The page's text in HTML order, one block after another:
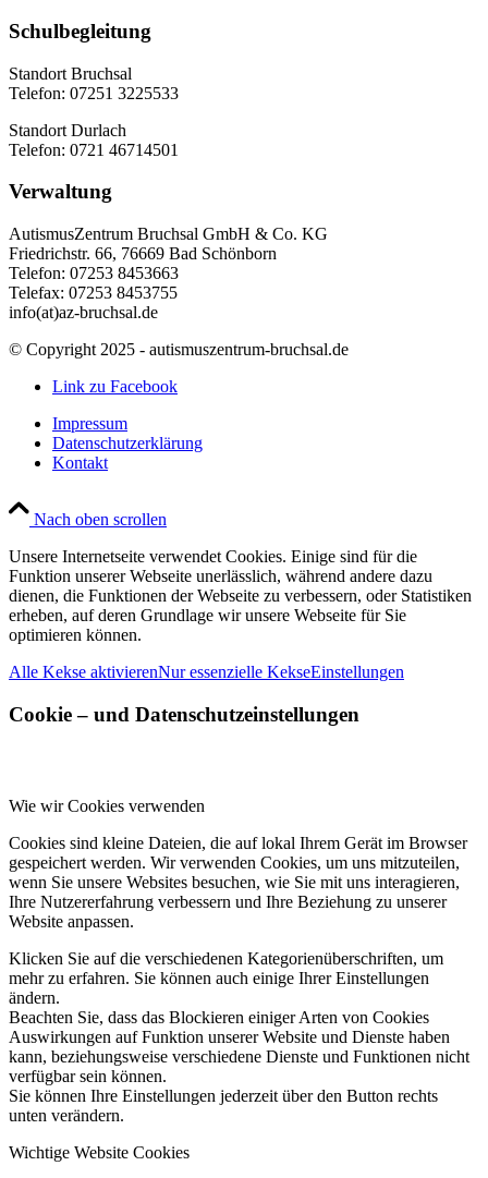
Schulbegleitung
Standort Bruchsal
Telefon: 07251 3225533
Standort Durlach
Telefon: 0721 46714501
Verwaltung
AutismusZentrum Bruchsal GmbH & Co. KG
Friedrichstr. 66, 76669 Bad Schönborn
Telefon: 07253 8453663
Telefax: 07253 8453755
info(at)az-bruchsal.de
© Copyright 2025 - autismuszentrum-bruchsal.de
Link zu Facebook
Impressum
Datenschutzerklärung
Kontakt
Nach oben scrollen
Unsere Internetseite verwendet Cookies. Einige sind für die
Funktion unserer Webseite unerlässlich, während andere dazu
dienen, die Funktionen der Webseite zu verbessern, oder Statistiken
erheben, auf deren Grundlage wir unsere Webseite für Sie
optimieren können.
Alle Kekse aktivierenNur essenzielle KekseEinstellungen
Cookie – und Datenschutzeinstellungen
Wie wir Cookies verwenden
Cookies sind kleine Dateien, die auf lokal Ihrem Gerät im Browser
gespeichert werden. Wir verwenden Cookies, um uns mitzuteilen,
wenn Sie unsere Websites besuchen, wie Sie mit uns interagieren,
Ihre Nutzererfahrung verbessern und Ihre Beziehung zu unserer
Website anpassen.
Klicken Sie auf die verschiedenen Kategorienüberschriften, um
mehr zu erfahren. Sie können auch einige Ihrer Einstellungen
ändern.
Beachten Sie, dass das Blockieren einiger Arten von Cookies
Auswirkungen auf Funktion unserer Website und Dienste haben
kann, beziehungsweise verschiedene Dienste und Funktionen nicht
verfügbar sein können.
Sie können Ihre Einstellungen jederzeit über den Button rechts
unten verändern.
Wichtige Website Cookies